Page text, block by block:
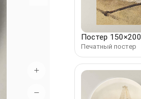
+
−
Постер 150×200
Печатный постер